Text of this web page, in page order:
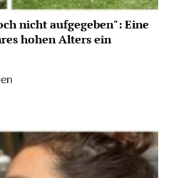
nicht aufgegeben": Eine
hohen Alters ein